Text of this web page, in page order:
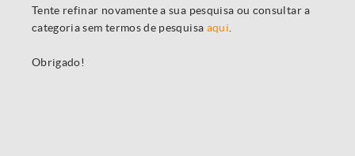
Tente refinar novamente a sua pesquisa ou consultar a
categoria sem termos de pesquisa aqui
Obrigado!